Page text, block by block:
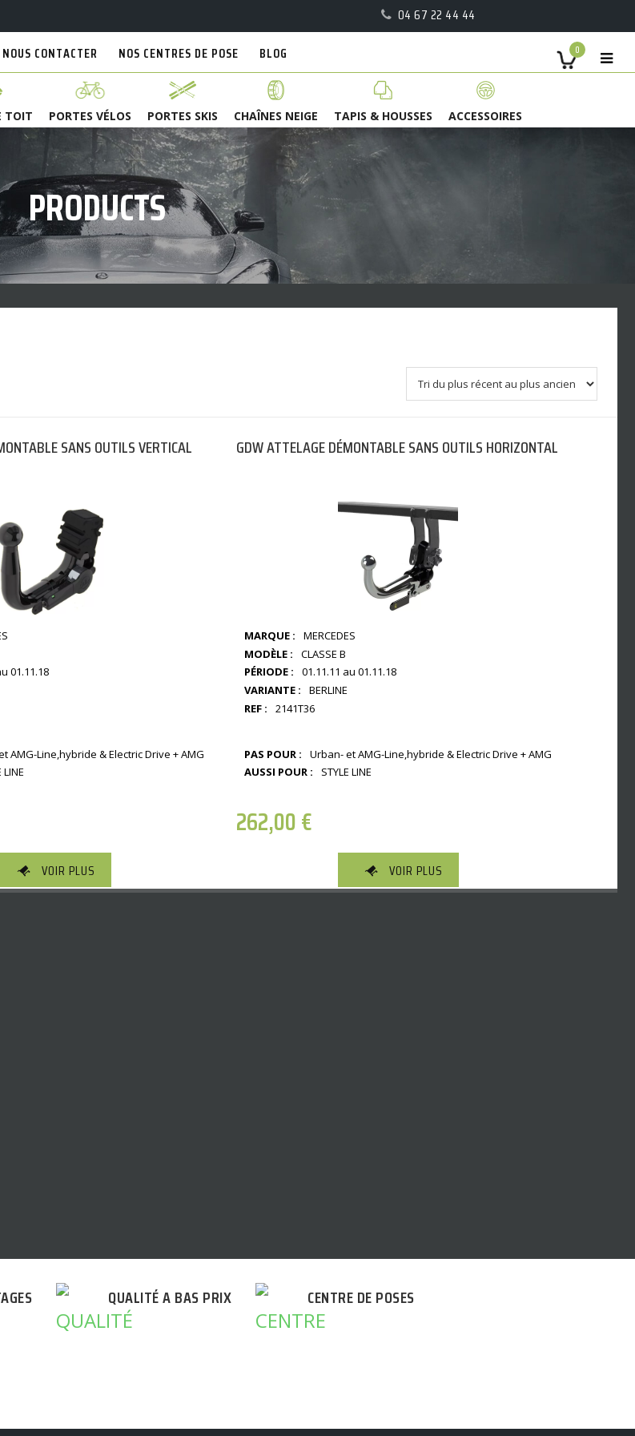
04 67 22 44 44
0
NOUS CONTACTER NOS CENTRES DE POSE BLOG
TOIT PORTES VÉLOS PORTES SKIS CHAÎNES NEIGE TAPIS & HOUSSES ACCESSOIRES
PRODUCTS
SANS OUTILS VERTICAL
01.11.18
AMG-Line,hybride & Electric Drive + AMG
LINE
VOIR PLUS
GDW ATTELAGE DÉMONTABLE SANS OUTILS HORIZONTAL
MARQUE :
MERCEDES
MODÈLE :
CLASSE B
PÉRIODE :
01.11.11 au 01.11.18
VARIANTE :
BERLINE
REF :
2141T36
PAS POUR :
Urban- et AMG-Line,hybride & Electric Drive + AMG
AUSSI POUR :
STYLE LINE
262,00€
VOIR PLUS
QUALITÉ A BAS PRIX CENTRE DE POSES